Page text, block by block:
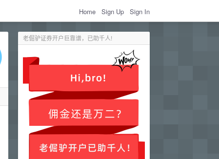
Home Sign Up Sign In
老倔驴证券开户巨靠谱，已助千人!